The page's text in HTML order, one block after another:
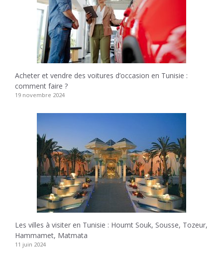
Acheter et vendre des voitures d’occasion en Tunisie :
comment faire ?
19 novembre 2024
Les villes à visiter en Tunisie : Houmt Souk, Sousse, Tozeur,
Hammamet, Matmata
11 juin 2024